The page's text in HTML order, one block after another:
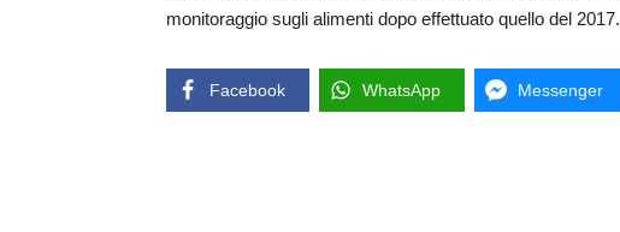
monitoraggio sugli alimenti dopo effettuato quello del 2017.
Facebook WhatsApp Messenger